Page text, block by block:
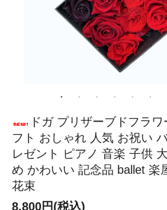
ドガ プリザーブドフラ
フト おしゃれ 人気 お祝い
レゼント ピアノ 音楽 子供
め かわいい 記念品 ballet 楽
花束
8,800円(税込)